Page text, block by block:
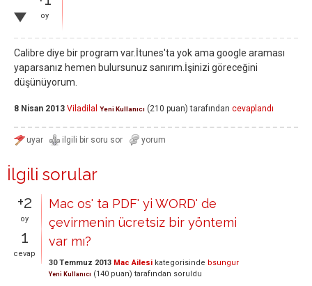
oy
Calibre diye bir program var.İtunes'ta yok ama google araması
yaparsanız hemen bulursunuz sanırım.İşinizi göreceğini
düşünüyorum.
8 Nisan 2013 Viladilal Yeni Kullanıcı (210 puan) tarafından cevaplandı
İlgili sorular
+2
oy
1
cevap
Mac os' ta PDF' yi WORD' de
çevirmenin ücretsiz bir yöntemi
var mı?
30 Temmuz 2013 Mac Ailesi kategorisinde bsungur
Yeni Kullanıcı (140 puan) tarafından soruldu